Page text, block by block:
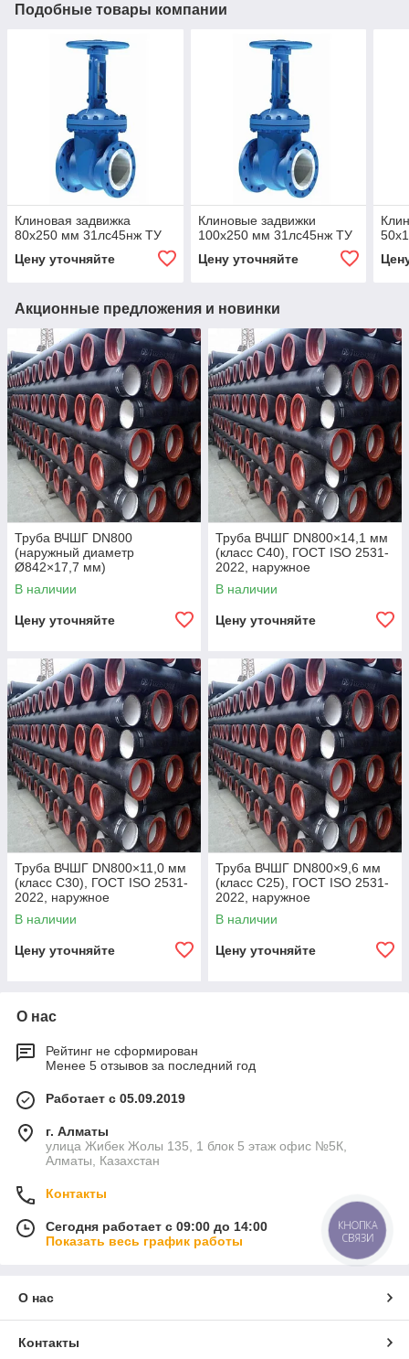
Подобные товары компании
Клиновая задвижка
80x250 мм 31лс45нж ТУ
Цену уточняйте
Клиновые задвижки
100x250 мм 31лс45нж ТУ
Цену уточняйте
Акционные предложения и новинки
Труба ВЧШГ DN800
(наружный диаметр
Ø842×17,7 мм)
В наличии
Цену уточняйте
Труба ВЧШГ DN800×14,1 мм
(класс C40), ГОСТ ISO 2531-
2022, наружное
полиуретановое покрытие,
внутреннее цементно-
В наличии
Цену уточняйте
Труба ВЧШГ DN800×11,0 мм
(класс C30), ГОСТ ISO 2531-
2022, наружное
полиуретановое покрытие,
внутреннее цементно-
В наличии
Цену уточняйте
Труба ВЧШГ DN800×9,6 мм
(класс C25), ГОСТ ISO 2531-
2022, наружное
полиуретановое покрытие,
внутреннее цементно-
В наличии
Цену уточняйте
О нас
Рейтинг не сформирован
Менее 5 отзывов за последний год
Работает с 05.09.2019
г. Алматы
улица Жибек Жолы 135, 1 блок 5 этаж офис №5К,
Алматы, Казахстан
Контакты
Сегодня работает с 09:00 до 14:00
Показать весь график работы
О нас
Контакты
КНОПКА
СВЯЗИ